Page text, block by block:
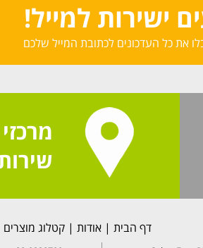
ישירות למייל!
את כל העדכונים לכתובת המייל שלכם
מרכזי
דף הבית |אודות |קטלוג מוצרים